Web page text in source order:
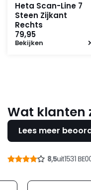
Heta Scan-Line 7
Steen Zijkant
Rechts
79,95
Bekijken
Wat klanten
Lees meer
8,5uit1531